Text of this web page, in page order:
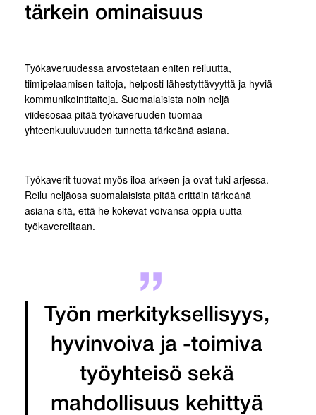
tärkein ominaisuus
Työkaveruudessa arvostetaan eniten reiluutta,
tiimipelaamisen taitoja, helposti lähestyttävyyttä ja hyviä
kommunikointitaitoja. Suomalaisista noin neljä
viidesosaa pitää työkaveruuden tuomaa
yhteenkuuluvuuden tunnetta tärkeänä asiana.
Työkaverit tuovat myös iloa arkeen ja ovat tuki arjessa.
Reilu neljäosa suomalaisista pitää erittäin tärkeänä
asiana sitä, että he kokevat voivansa oppia uutta
työkavereiltaan.
Työn merkityksellisyys,
hyvinvoiva ja -toimiva
työyhteisö sekä
mahdollisuus kehittyä